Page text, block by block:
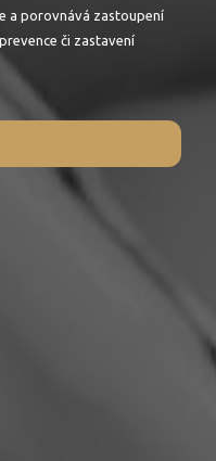
a porovnává zastoupení
či zastavení